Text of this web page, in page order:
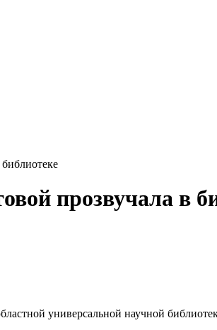
прозвучала в
универсальной научной